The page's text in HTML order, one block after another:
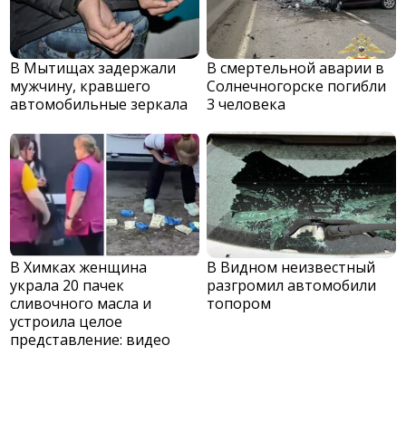
В Мытищах задержали
мужчину, кравшего
автомобильные зеркала
В смертельной аварии в
Солнечногорске погибли
3 человека
В Химках женщина
украла 20 пачек
сливочного масла и
устроила целое
представление: видео
В Видном неизвестный
разгромил автомобили
топором